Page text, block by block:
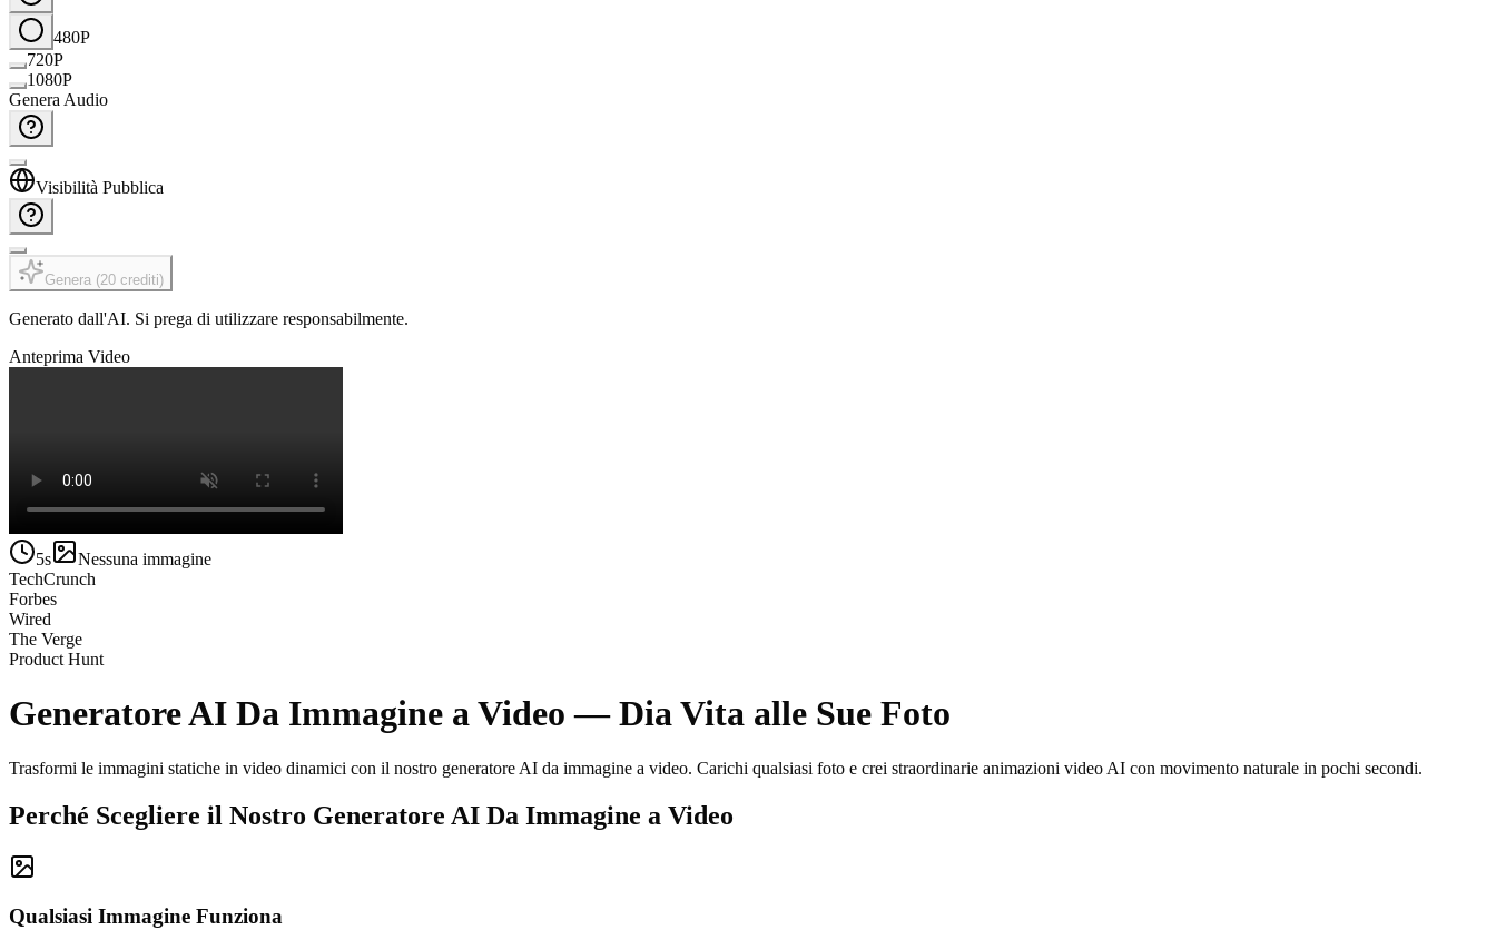
480P
720P
1080P
Genera Audio
Visibilità Pubblica
Genera (20 crediti)
Generato dall'AI. Si prega di utilizzare responsabilmente.
Anteprima Video
5s
Nessuna immagine
TechCrunch
Forbes
Wired
The Verge
Product Hunt
Generatore AI Da Immagine a Video — Dia Vita alle Sue Foto
Trasformi le immagini statiche in video dinamici con il nostro generatore AI da immagine a video. Carichi qualsiasi foto e crei straordinarie animazioni video AI con movimento naturale in pochi secondi.
Perché Scegliere il Nostro Generatore AI Da Immagine a Video
Qualsiasi Immagine Funziona